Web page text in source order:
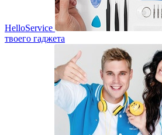
HelloService
твоего гаджета